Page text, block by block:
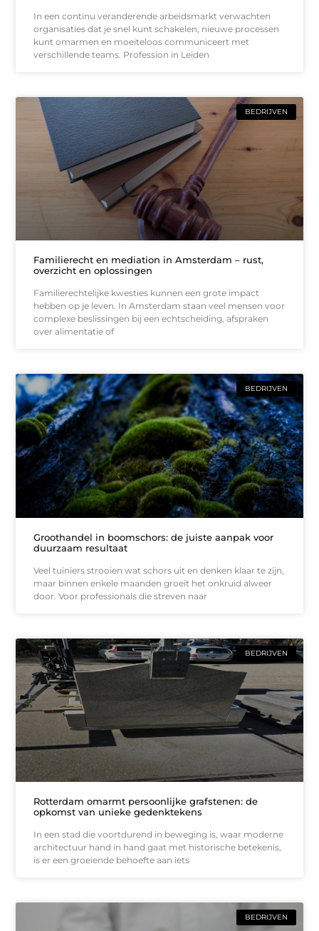
In een continu veranderende arbeidsmarkt verwachten
organisaties dat je snel kunt schakelen, nieuwe processen
kunt omarmen en moeiteloos communiceert met
verschillende teams. Profession in Leiden
BEDRIJVEN
Familierecht en mediation in Amsterdam – rust,
overzicht en oplossingen
Familierechtelijke kwesties kunnen een grote impact
hebben op je leven. In Amsterdam staan veel mensen voor
complexe beslissingen bij een echtscheiding, afspraken
over alimentatie of
BEDRIJVEN
Groothandel in boomschors: de juiste aanpak voor
duurzaam resultaat
Veel tuiniers strooien wat schors uit en denken klaar te zijn,
maar binnen enkele maanden groeit het onkruid alweer
door. Voor professionals die streven naar
BEDRIJVEN
Rotterdam omarmt persoonlijke grafstenen: de
opkomst van unieke gedenktekens
In een stad die voortdurend in beweging is, waar moderne
architectuur hand in hand gaat met historische betekenis,
is er een groeiende behoefte aan iets
BEDRIJVEN